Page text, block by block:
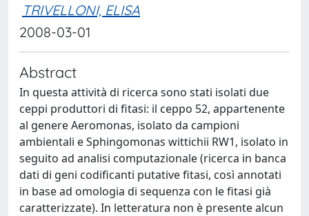
TRIVELLONI, ELISA
2008-03-01
Abstract
In questa attività di ricerca sono stati isolati due
ceppi produttori di fitasi: il ceppo 52, appartenente
al genere Aeromonas, isolato da campioni
ambientali e Sphingomonas wittichii RW1, isolato in
seguito ad analisi computazionale (ricerca in banca
dati di geni codificanti putative fitasi, così annotati
in base ad omologia di sequenza con le fitasi già
caratterizzate). In letteratura non è presente alcun